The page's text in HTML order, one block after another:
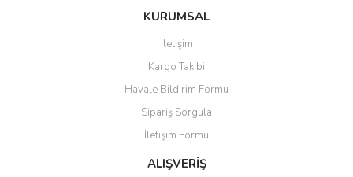
KURUMSAL
İletişim
Kargo Takibi
Havale Bildirim Formu
Sipariş Sorgula
İletişim Formu
ALIŞVERİŞ